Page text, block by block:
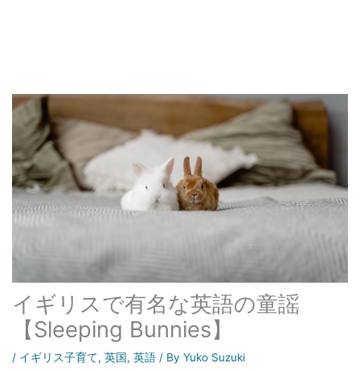
イギリスで有名な英語の童謡
【Sleeping Bunnies】
/ イギリス子育て, 英国, 英語 / By Yuko Suzuki